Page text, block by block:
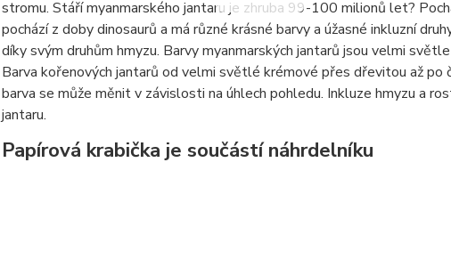
stromu. Stáří myanmarského jantaru je zhruba 99-100 milionů let?
pochází z doby dinosaurů a má různé krásné barvy a úžasné inkluzní
díky svým druhům hmyzu. Barvy myanmarských jantarů jsou velmi
Barva kořenových jantarů od velmi světlé krémové přes dřevitou až po
barva se může měnit v závislosti na úhlech pohledu. Inkluze hmyzu a
jantaru.
Papírová krabička je součástí náhrdelníku